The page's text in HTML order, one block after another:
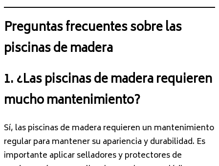
Preguntas frecuentes sobre las
piscinas de madera
1. ¿Las piscinas de madera requieren
mucho mantenimiento?
Sí, las piscinas de madera requieren un mantenimiento
regular para mantener su apariencia y durabilidad. Es
importante aplicar selladores y protectores de